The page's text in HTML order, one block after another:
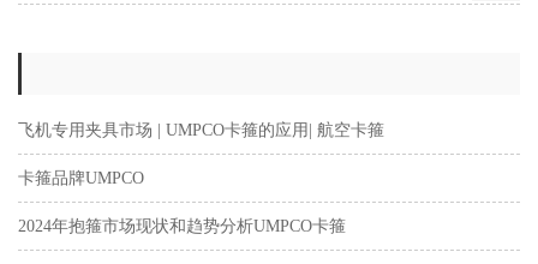
飞机专用夹具市场 | UMPCO卡箍的应用| 航空卡箍
卡箍品牌UMPCO
2024年抱箍市场现状和趋势分析UMPCO卡箍